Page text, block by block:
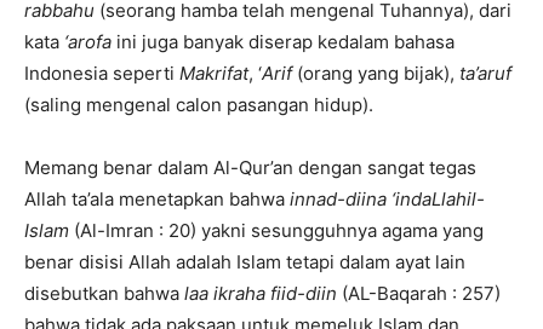
rabbahu (seorang hamba telah mengenal Tuhannya), dari
kata ‘arofa ini juga banyak diserap kedalam bahasa
Indonesia seperti Makrifat, ‘Arif(orang yang bijak), ta’aruf
(saling mengenal calon pasangan hidup).
Memang benar dalam Al-Qur’an dengan sangat tegas
Allah ta’ala menetapkan bahwa innad-diina ‘indaLlahil-
Islam (Al-Imran : 20) yakni sesungguhnya agama yang
benar disisi Allah adalah Islam tetapi dalam ayat lain
disebutkan bahwa laa ikraha fiid-diin (AL-Baqarah : 257)
bahwa tidak ada paksaan untuk memeluk Islam dan